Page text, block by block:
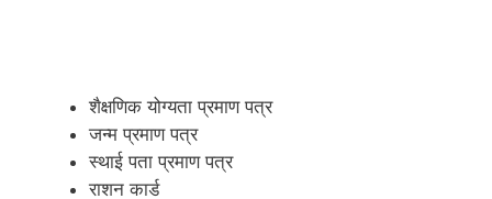
शैक्षणिक योग्यता प्रमाण पत्र
जन्म प्रमाण पत्र
स्थाई पता प्रमाण पत्र
राशन कार्ड